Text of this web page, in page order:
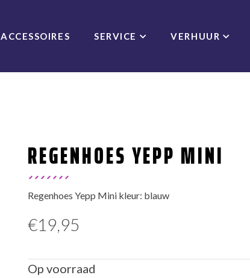
ACCESSOIRES SERVICE VERHUUR
REGENHOES YEPP MINI
Regenhoes Yepp Mini kleur: blauw
€19,95
Op voorraad